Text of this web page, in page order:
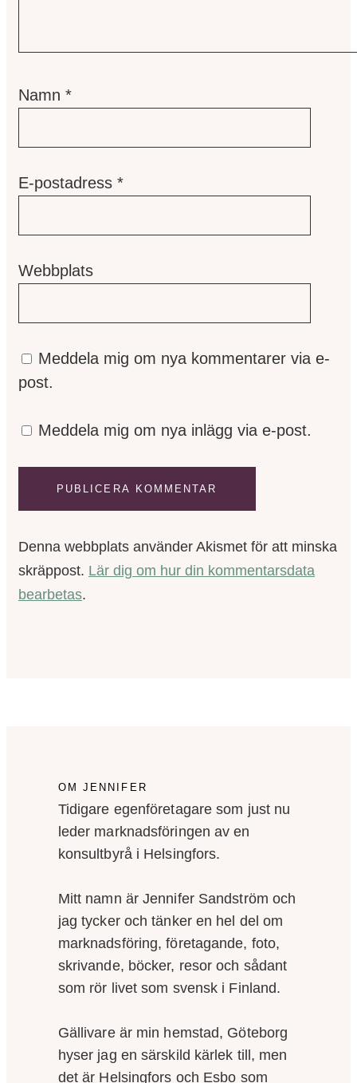
Namn *
E-postadress *
Webbplats
Meddela mig om nya kommentarer via e-
post.
Meddela mig om nya inlägg via e-post.
Denna webbplats använder Akismet för att minska
skräppost. Lär dig om hur din kommentarsdata
bearbetas.
OM JENNIFER
Tidigare egenföretagare som just nu
leder marknadsföringen av en
konsultbyrå i Helsingfors.
Mitt namn är Jennifer Sandström och
jag tycker och tänker en hel del om
marknadsföring, företagande, foto,
skrivande, böcker, resor och sådant
som rör livet som svensk i Finland.
Gällivare är min hemstad, Göteborg
hyser jag en särskild kärlek till, men
det är Helsingfors och Esbo som